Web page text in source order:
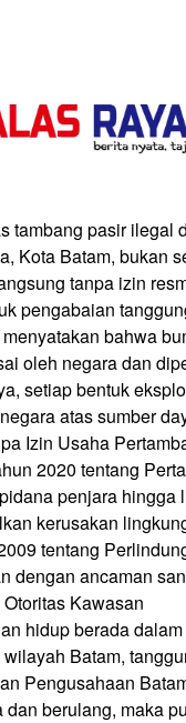
tambang pasir ilegal
Kota Batam, bukan
tanpa izin
pengabaian
bahwa
oleh negara dan
setiap bentuk
atas sumber
Izin Usaha
2020 tentang
penjara hingga
kerusakan
tentang
dengan ancaman
Kawasan
hidup berada
Batam,
Pengusahaan
berulang, maka